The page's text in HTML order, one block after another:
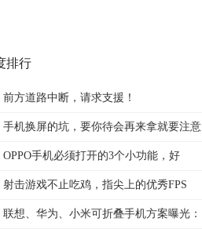
排行
前方道路中断，请求支援！
手机换屏的坑，要你待会再来拿就要注意
OPPO手机必须打开的3个小功能，好
射击游戏不止吃鸡，指尖上的优秀FPS
联想、华为、小米可折叠手机方案曝光：